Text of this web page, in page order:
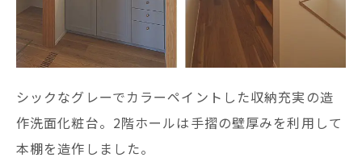
シックなグレーでカラーペイントした収納充実の造
作洗面化粧台。2階ホールは手摺の壁厚みを利用して
本棚を造作しました。